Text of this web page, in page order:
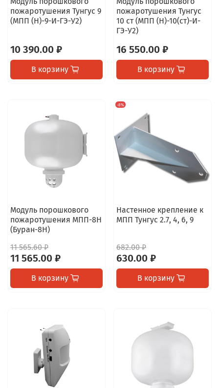
пожаротушения Тунгус 9
(МПП (Н)-9-И-ГЭ-У2)
10 390.00 ₽
В корзину
пожаротушения Тунгус
10 ст (МПП (Н)-10(ст)-И-
ГЭ-У2)
16 550.00 ₽
В корзину
Модуль порошкового
пожаротушения МПП-8Н
(Буран-8Н)
11 565.60 ₽
11 565.00 ₽
В корзину
-8%
Настенное крепление к
МПП Тунгус 2.7, 4, 6, 9
682.00 ₽
630.00 ₽
В корзину